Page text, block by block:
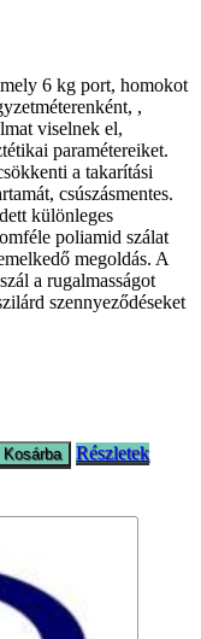
6 kg port, homokot
,
viselnek el,
paramétereiket.
a takarítási
csúszásmentes.
különleges
poliamid szálat
megoldás. A
a rugalmasságot
szennyeződéseket
Részletek